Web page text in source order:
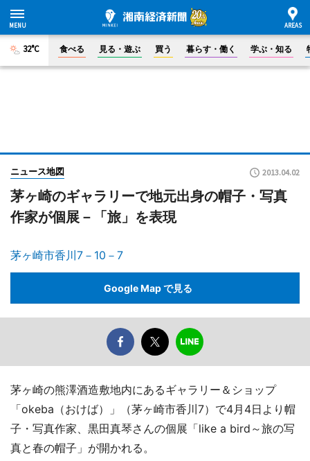
32°C 食べる 見る・遊ぶ 買う 暮らす・働く 学ぶ・知る
ニュース地図 2013.04.02
茅ヶ崎のギャラリーで地元出身の帽子・写真
作家が個展－「旅」を表現
茅ヶ崎市香川7－10－7
Google Map で見る
茅ヶ崎の熊澤酒造敷地内にあるギャラリー＆ショップ
「okeba（おけば）」（茅ヶ崎市香川7）で4月4日より帽
子・写真作家、黒田真琴さんの個展「like a bird～旅の写
真と春の帽子」が開かれる。